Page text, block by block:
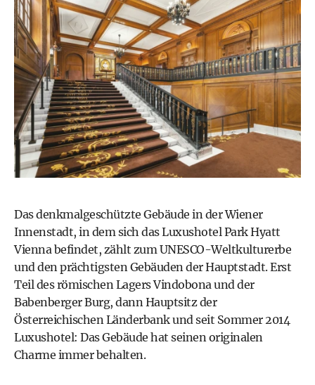
Das denkmalgeschützte Gebäude in der Wiener
Innenstadt, in dem sich das LuxushotelPark Hyatt
Viennabefindet, zählt zum UNESCO-Weltkulturerbe
und den prächtigsten Gebäuden der Hauptstadt. Erst
Teil des römischen Lagers Vindobona und der
Babenberger Burg, dann Hauptsitz der
Österreichischen Länderbank und seit Sommer 2014
Luxushotel: Das Gebäude hat seinen originalen
Charme immer behalten.